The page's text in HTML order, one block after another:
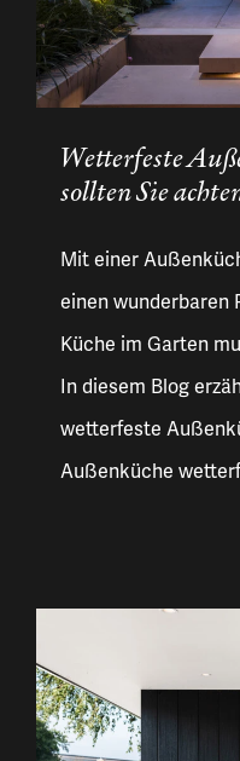
Wetterfeste
sollten Sie
Mit einer
einen wunderbaren
Küche im Garten
In diesem Blog
wetterfeste
Außenküche